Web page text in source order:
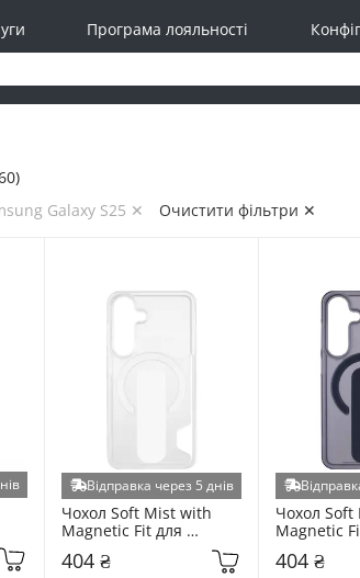
Програма лояльності
Galaxy S25 ✕
Очистити фільтри ✕
Відправка через 5 днів
Чохол Soft Mist with
Magnetic Fit для
Samsung Galaxy S931
S25 Clear (6982105347)
404 ₴
Чохол
Magnetic
Samsung
S25 Blue
404 ₴